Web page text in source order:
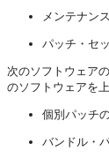
メンテナン
パッチ・セ
次のソフトウェア
のソフトウェアを
個別パッチ
バンドル・